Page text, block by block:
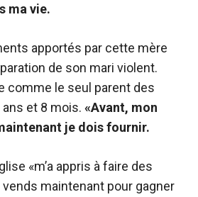
ma vie.
apportés par cette mère
de son mari violent.
comme le seul parent des
et 8 mois. «Avant, mon
je dois fournir.
«m’a appris à faire des
maintenant pour gagner